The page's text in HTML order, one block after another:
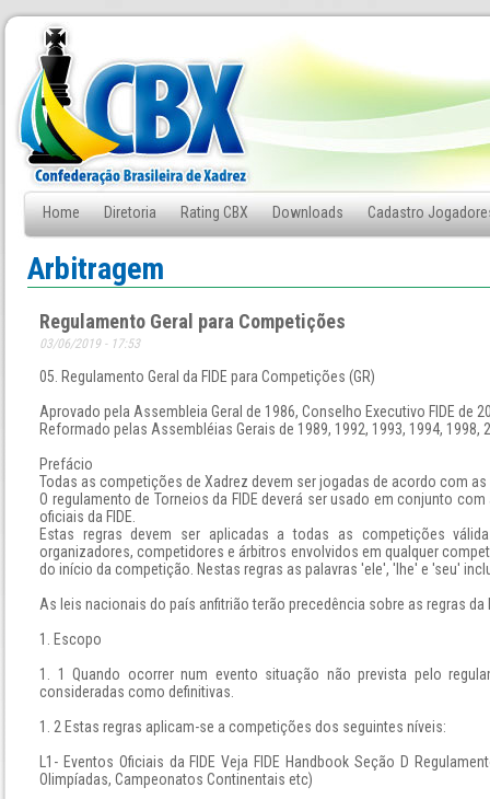
Home Diretoria Rating CBX Downloads Cadastro
Fale Conosco
Arbitragem
Regulamento Geral para Competições
03/06/2019 - 17:53
05. Regulamento Geral da FIDE para Competições (GR)
Aprovado pela Assembleia Geral de 1986, Conselho Executivo FIDE de
Reformado pelas Assembléias Gerais de 1989, 1992, 1993, 1994, 1998,
Prefácio
Todas as competições de Xadrez devem ser jogadas de acordo com as
O regulamento de Torneios da FIDE deverá ser usado em conjunto
oficiais da FIDE.
Estas regras devem ser aplicadas a todas as competições
organizadores, competidores e árbitros envolvidos em qualquer
do início da competição. Nestas regras as palavras 'ele', 'lhe' e 'seu'
As leis nacionais do país anfitrião terão precedência sobre as regras da
1. Escopo
1. 1 Quando ocorrer num evento situação não prevista pelo
consideradas como definitivas.
1. 2 Estas regras aplicam-se a competições dos seguintes níveis:
L1- Eventos Oficiais da FIDE Veja FIDE Handbook Seção D
Olimpíadas, Campeonatos Continentais etc)